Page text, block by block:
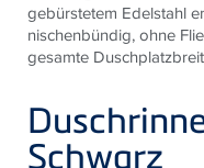
gebürstetem Edelstahl
nischenbündig, ohne
gesamte
Schwarz